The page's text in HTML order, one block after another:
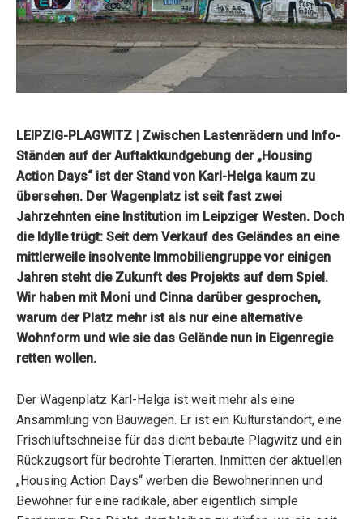
LEIPZIG-PLAGWITZ | Zwischen Lastenrädern und Info-
Ständen auf der Auftaktkundgebung der „Housing
Action Days“ ist der Stand von Karl-Helga kaum zu
übersehen. Der Wagenplatz ist seit fast zwei
Jahrzehnten eine Institution im Leipziger Westen. Doch
die Idylle trügt: Seit dem Verkauf des Geländes an eine
mittlerweile insolvente Immobiliengruppe vor einigen
Jahren steht die Zukunft des Projekts auf dem Spiel.
Wir haben mit Moni und Cinna darüber gesprochen,
warum der Platz mehr ist als nur eine alternative
Wohnform und wie sie das Gelände nun in Eigenregie
retten wollen.
Der Wagenplatz Karl-Helga ist weit mehr als eine
Ansammlung von Bauwagen. Er ist ein Kulturstandort, eine
Frischluftschneise für das dicht bebaute Plagwitz und ein
Rückzugsort für bedrohte Tierarten. Inmitten der aktuellen
„Housing Action Days“ werben die Bewohnerinnen und
Bewohner für eine radikale, aber eigentlich simple